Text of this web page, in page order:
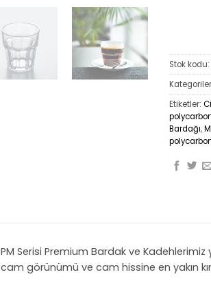
Stok kodu:
Etiketler:
Bardağı,
PM Serisi Premium Bardak ve Kadehlerimiz
cam görünümü ve cam hissine en yakın